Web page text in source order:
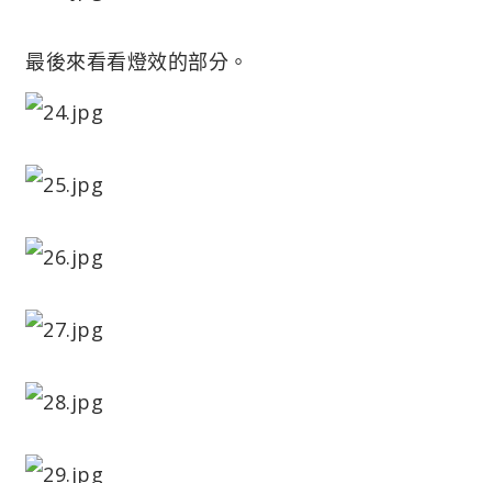
最後來看看燈效的部分。